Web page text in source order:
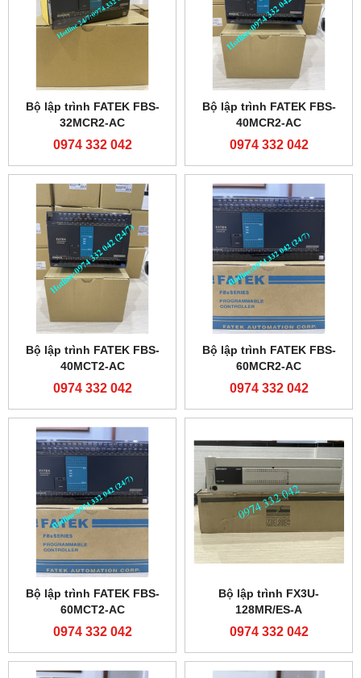
Bộ lập trình FATEK FBS-
32MCR2-AC
0974 332 042
Bộ lập trình FATEK FBS-
40MCR2-AC
0974 332 042
Bộ lập trình FATEK FBS-
40MCT2-AC
0974 332 042
Bộ lập trình FATEK FBS-
60MCR2-AC
0974 332 042
Bộ lập trình FATEK FBS-
60MCT2-AC
0974 332 042
Bộ lập trình FX3U-
128MR/ES-A
0974 332 042